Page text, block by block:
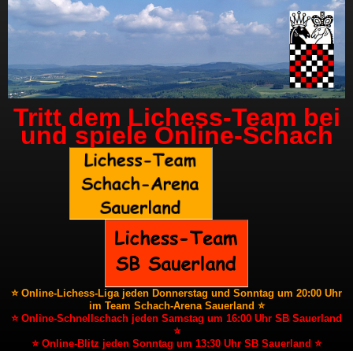
Tritt dem Lichess-Team bei
und spiele Online-Schach
⭐ Online-Lichess-Liga jeden Donnerstag und Sonntag um 20:00 Uhr
im Team Schach-Arena Sauerland ⭐
⭐ Online-Schnellschach jeden Samstag um 16:00 Uhr SB Sauerland
⭐
⭐ Online-Blitz jeden Sonntag um 13:30 Uhr SB Sauerland ⭐